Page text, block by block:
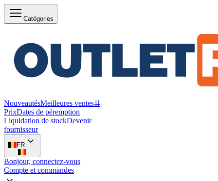
Catégories
NouveautésMeilleures ventes⇊
PrixDates de péremption
Liquidation de stockDevenir
fournisseur
FR
Bonjour, connectez-vous
Compte et commandes